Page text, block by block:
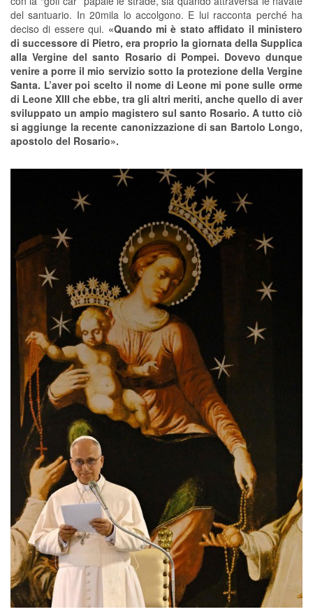
del santuario. In 20mila lo accolgono. E lui racconta perché ha
deciso di essere qui. «Quando mi è stato affidato il ministero
di successore di Pietro, era proprio la giornata della Supplica
alla Vergine del santo Rosario di Pompei. Dovevo dunque
venire a porre il mio servizio sotto la protezione della Vergine
Santa. L’aver poi scelto il nome di Leone mi pone sulle orme
di Leone XIII che ebbe, tra gli altri meriti, anche quello di aver
sviluppato un ampio magistero sul santo Rosario. A tutto ciò
si aggiunge la recente canonizzazione di san Bartolo Longo,
apostolo del Rosario».